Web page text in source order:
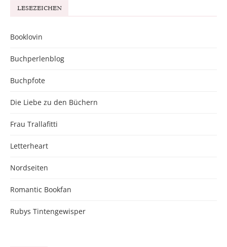
LESEZEICHEN
Booklovin
Buchperlenblog
Buchpfote
Die Liebe zu den Büchern
Frau Trallafitti
Letterheart
Nordseiten
Romantic Bookfan
Rubys Tintengewisper